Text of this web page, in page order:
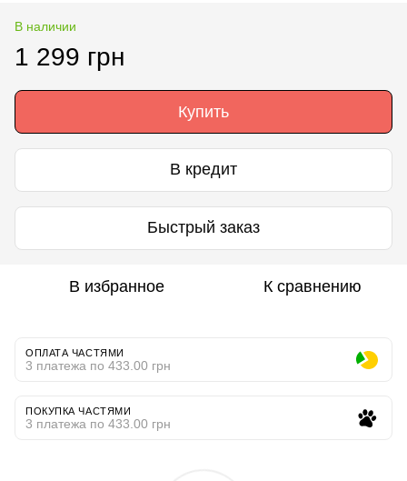
В наличии
1 299 грн
Купить
В кредит
Быстрый заказ
В избранное К сравнению
ОПЛАТА ЧАСТЯМИ
3 платежа по 433.00 грн
ПОКУПКА ЧАСТЯМИ
3 платежа по 433.00 грн